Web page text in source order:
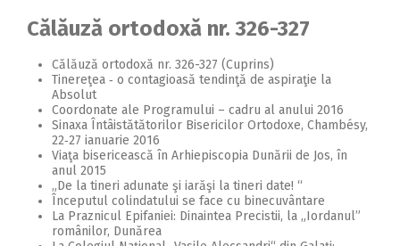
Călăuză ortodoxă nr. 326-327
Călăuză ortodoxă nr. 326-327 (Cuprins)
Tinereţea ‑ o contagioasă tendinţă de aspiraţie la
Absolut
Coordonate ale Programului – cadru al anului 2016
Sinaxa Întâistătătorilor Bisericilor Ortodoxe, Chambésy,
22‑27 ianuarie 2016
Viaţa bisericească în Arhiepiscopia Dunării de Jos, în
anul 2015
„De la tineri adunate şi iarăşi la tineri date! “
Începutul colindatului se face cu binecuvântare
La Praznicul Epifaniei: Dinaintea Precistii, la „Iordanul”
românilor, Dunărea